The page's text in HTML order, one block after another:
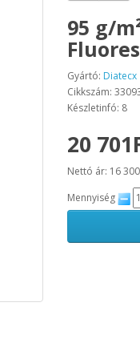
95 g/
Gyártó: Diatecx
Cikkszám:
Készletinfó: 8
20
Nettó ár: 16
Mennyiség